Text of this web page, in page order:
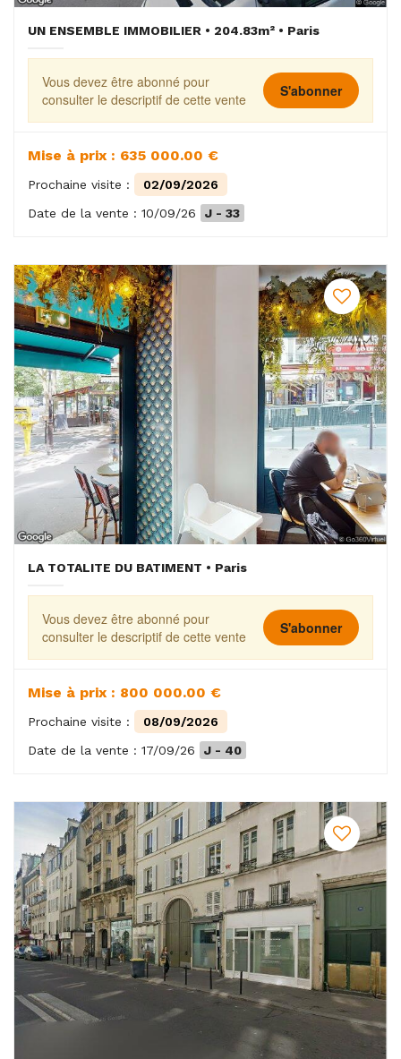
UN ENSEMBLE IMMOBILIER • 204.83m² • Paris
Vous devez être abonné pour
consulter le descriptif de cette vente
S'abonner
Mise à prix : 635 000.00 €
Prochaine visite :
02/09/2026
Date de la vente : 10/09/26
J - 33
LA TOTALITE DU BATIMENT • Paris
Vous devez être abonné pour
consulter le descriptif de cette vente
S'abonner
Mise à prix : 800 000.00 €
Prochaine visite :
08/09/2026
Date de la vente : 17/09/26
J - 40